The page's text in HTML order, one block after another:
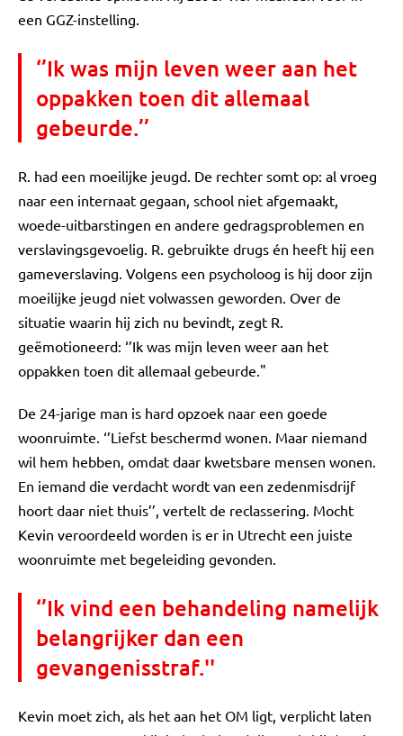
een GGZ-instelling.
‘’Ik was mijn leven weer aan het
oppakken toen dit allemaal
gebeurde.’’
R. had een moeilijke jeugd. De rechter somt op: al vroeg
naar een internaat gegaan, school niet afgemaakt,
woede-uitbarstingen en andere gedragsproblemen en
verslavingsgevoelig. R. gebruikte drugs én heeft hij een
gameverslaving. Volgens een psycholoog is hij door zijn
moeilijke jeugd niet volwassen geworden. Over de
situatie waarin hij zich nu bevindt, zegt R.
geëmotioneerd: ‘’Ik was mijn leven weer aan het
oppakken toen dit allemaal gebeurde."
De 24-jarige man is hard opzoek naar een goede
woonruimte. ‘’Liefst beschermd wonen. Maar niemand
wil hem hebben, omdat daar kwetsbare mensen wonen.
En iemand die verdacht wordt van een zedenmisdrijf
hoort daar niet thuis’’, vertelt de reclassering. Mocht
Kevin veroordeeld worden is er in Utrecht een juiste
woonruimte met begeleiding gevonden.
‘’Ik vind een behandeling namelijk
belangrijker dan een
gevangenisstraf.''
Kevin moet zich, als het aan het OM ligt, verplicht laten